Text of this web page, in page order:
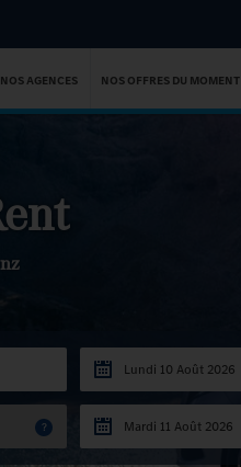
NOS AGENCES NOS OFFRES DU MOMENT
?